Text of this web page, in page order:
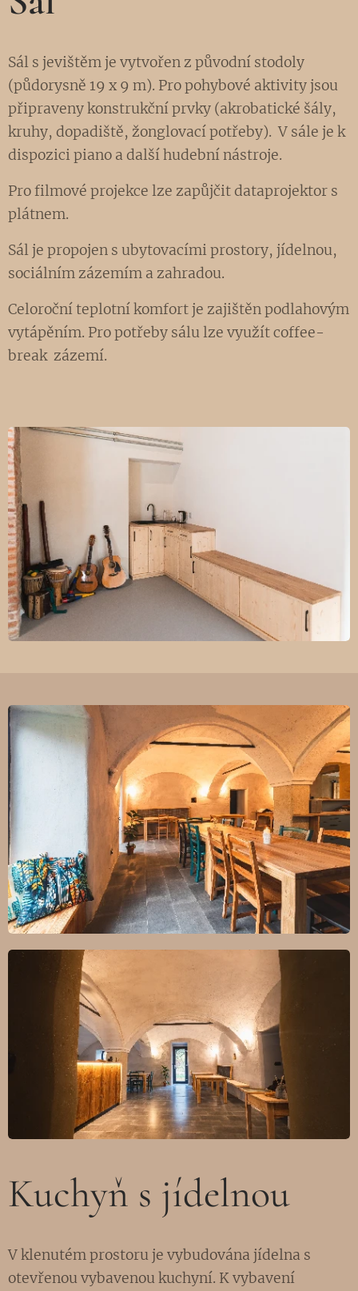
Sál s jevištěm je vytvořen z původní stodoly
(půdorysně 19 x 9 m). Pro pohybové aktivity jsou
připraveny konstrukční prvky (akrobatické šály,
kruhy, dopadiště, žonglovací potřeby). V sále je k
dispozici piano a další hudební nástroje.
Pro filmové projekce lze zapůjčit dataprojektor s
plátnem.
Sál je propojen s ubytovacími prostory, jídelnou,
sociálním zázemím a zahradou.
Celoroční teplotní komfort je zajištěn podlahovým
vytápěním. Pro potřeby sálu lze využít coffee-
break zázemí.
Kuchyň s jídelnou
V klenutém prostoru je vybudována jídelna s
otevřenou vybavenou kuchyní. K vybavení